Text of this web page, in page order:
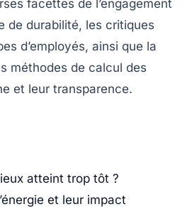
facettes de l’engagement
de durabilité, les critiques
d’employés, ainsi que la
méthodes de calcul des
et leur transparence.
atteint trop tôt ?
et leur impact